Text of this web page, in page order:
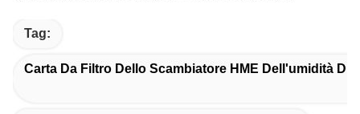
Tag:
Carta Da Filtro Dello Scambiatore HME Dell'umidità Di